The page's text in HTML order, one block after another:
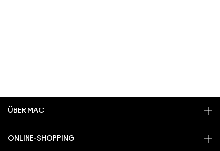
ÜBER MAC
UNSERE ARTISTS
ONLINE-SHOPPING